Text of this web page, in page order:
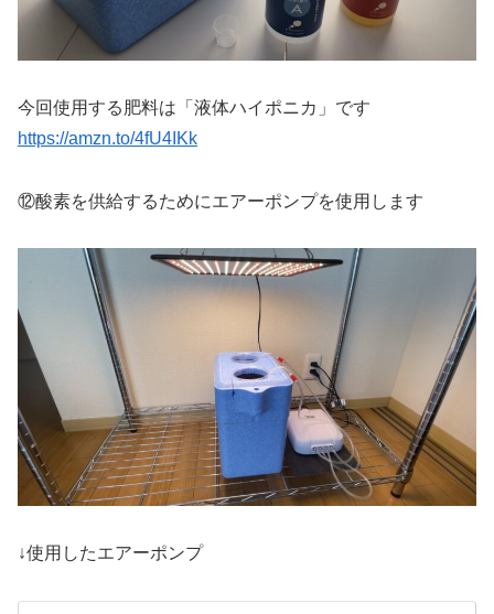
今回使用する肥料は「液体ハイポニカ」です
https://amzn.to/4fU4IKk
⑫酸素を供給するためにエアーポンプを使用します
↓使用したエアーポンプ